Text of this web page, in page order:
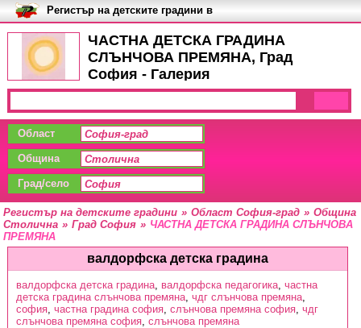
ЧАСТНА ДЕТСКА ГРАДИНА
СЛЪНЧОВА ПРЕМЯНА, Град
София - Галерия
Регистър на детските градини в
България
Област
Община
Град/село
Регистър на детските градини » Област София-град » Община
Столична » Град София » ЧАСТНА ДЕТСКА ГРАДИНА СЛЪНЧОВА
ПРЕМЯНА
валдорфска детска градина
валдорфска детска градина, валдорфска педагогика, частна
детска градина слънчова премяна, чдг слънчова премяна,
софия, частна градина софия, слънчова премяна софия, чдг
слънчова премяна софия, слънчова премяна